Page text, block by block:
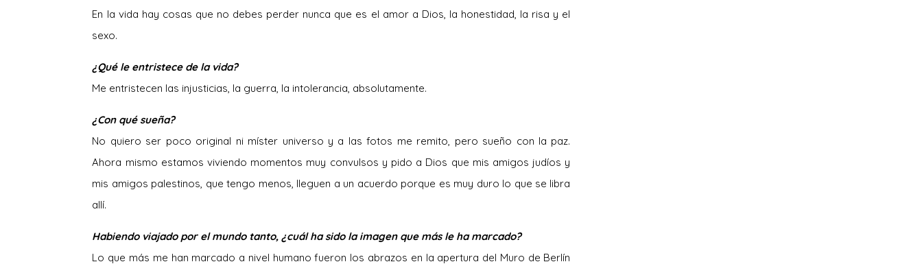
En la vida hay cosas que no debes perder nunca que es el amor a Dios, la honestidad, la risa y el
sexo.
¿Qué le entristece de la vida?
Me entristecen las injusticias, la guerra, la intolerancia, absolutamente.
¿Con qué sueña?
No quiero ser poco original ni míster universo y a las fotos me remito, pero sueño con la paz.
Ahora mismo estamos viviendo momentos muy convulsos y pido a Dios que mis amigos judíos y
mis amigos palestinos, que tengo menos, lleguen a un acuerdo porque es muy duro lo que se libra
allí.
Habiendo viajado por el mundo tanto, ¿cuál ha sido la imagen que más le ha marcado?
Lo que más me han marcado a nivel humano fueron los abrazos en la apertura del Muro de Berlín